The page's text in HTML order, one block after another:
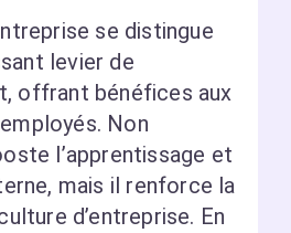
se distingue
levier de
offrant bénéfices aux
Non
l’apprentissage et
mais il renforce la
d’entreprise. En